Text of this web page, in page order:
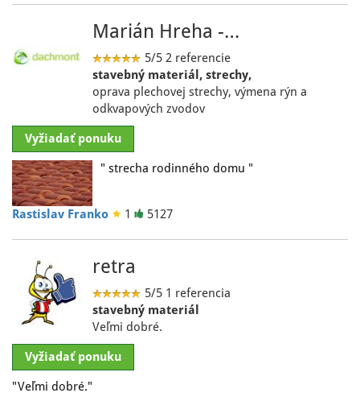
Marián Hreha -…
5/5 2 referencie
stavebný materiál, strechy,
oprava plechovej strechy, výmena rýn a
odkvapových zvodov
Vyžiadať ponuku
" strecha rodinného domu "
Rastislav Franko 1 5127
retra
5/5 1 referencia
stavebný materiál
Veľmi dobré.
Vyžiadať ponuku
"Veľmi dobré."